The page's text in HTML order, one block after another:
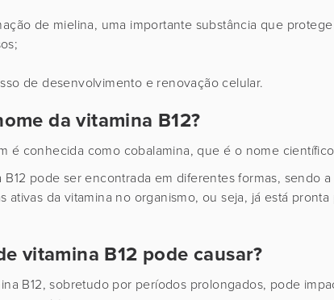
de mielina, uma importante substância que
de desenvolvimento e renovação celular.
da vitamina B12?
é conhecida como cobalamina, que é o nome
B12 pode ser encontrada em diferentes formas, sendo
ativas da vitamina no organismo, ou seja, já está
vitamina B12 pode causar?
B12, sobretudo por períodos prolongados, pode